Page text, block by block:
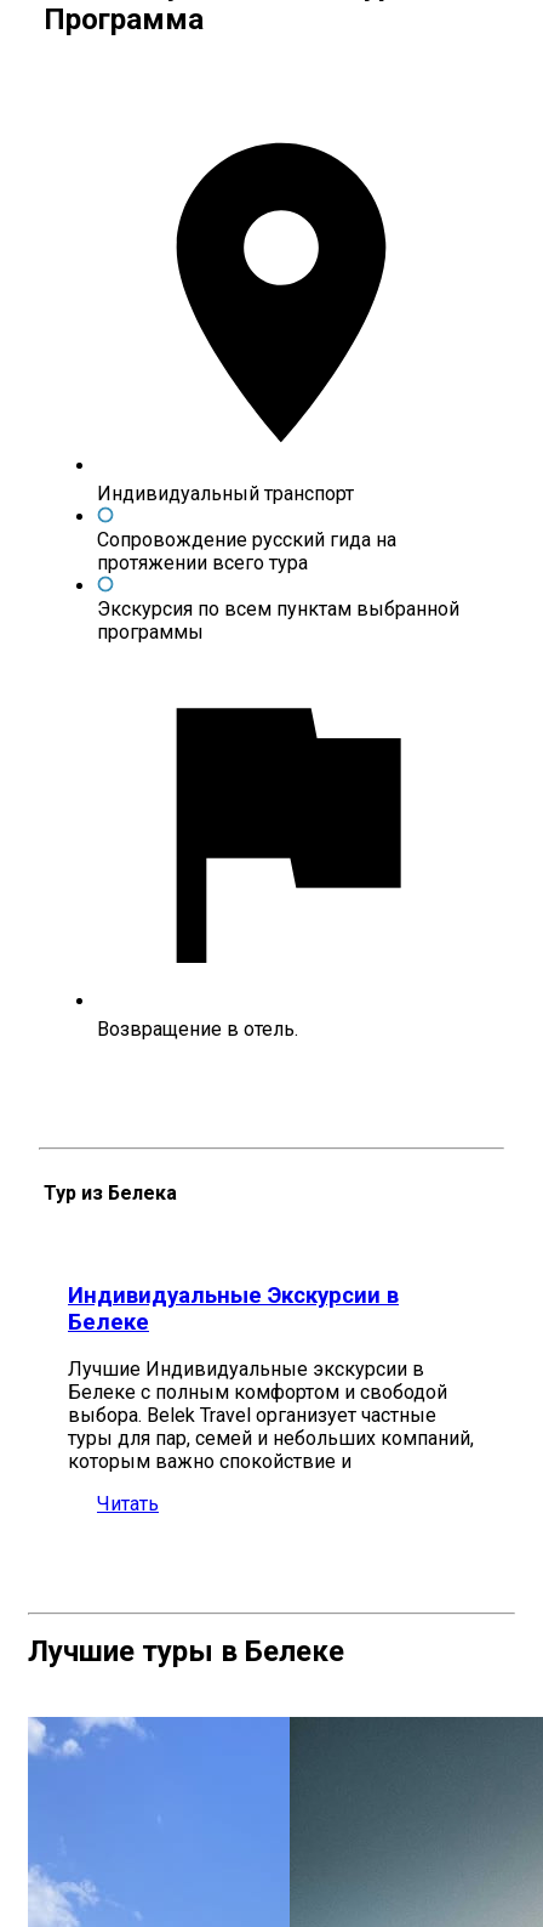
Программа
Индивидуальный транспорт
Сопровождение русский гида на
протяжении всего тура
Экскурсия по всем пунктам выбранной
программы
Возвращение в отель.
Тур из Белека
Индивидуальные Экскурсии в
Белеке
Лучшие Индивидуальные экскурсии в
Белеке с полным комфортом и свободой
выбора. Belek Travel организует частные
туры для пар, семей и небольших компаний,
которым важно спокойствие и
Читать
Лучшие туры в Белеке